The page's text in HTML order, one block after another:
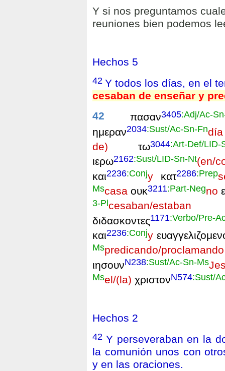
Y si nos preguntamos
reuniones bien podemos
Hechos 5
42 Y todos los días, en el
cesaban de enseñar y
42 πασαν3405:Adj/Ac-
ημεραν2034:Sust/Ac-Sn-Fndía
de) τω3044:Art-Def/LID-
ιερω2162:Sust/LID-Sn-Nt(en/
και2236:Conjy κατ2286:Prep
Mscasa ουκ3211:Part-Negno
3-Plcesaban/
διδασκοντες1171:Verbo/Pre-
και2236:Conjy
Mspredicando/
ιησουνN238:Sust/Ac-Sn-Ms
Msel/(la) χριστονN574:Sust/
Hechos 2
42 Y perseveraban en la
la comunión unos con
y en las oraciones.